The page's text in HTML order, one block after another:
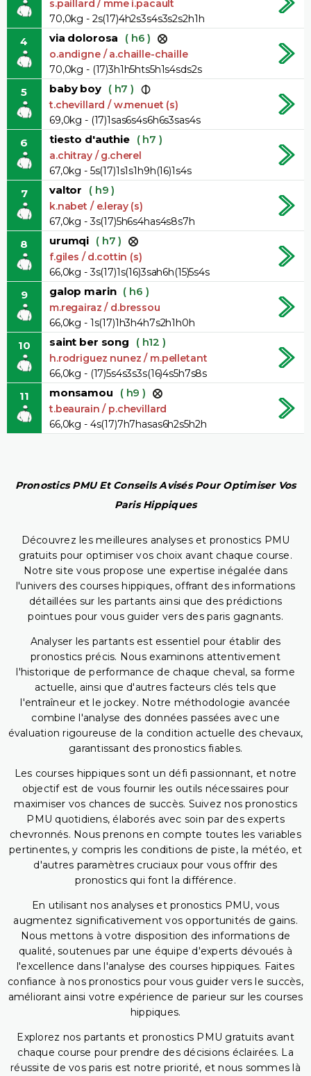
s.paillard / mme i.pacault
70,0kg - 2s(17)4h2s3s4s3s2s2h1h
4 via dolorosa ( h6 )
o.andigne / a.chaille-chaille
70,0kg - (17)3h1h5hts5h1s4sds2s
5 baby boy ( h7 )
t.chevillard / w.menuet (s)
69,0kg - (17)1sas6s4s6h6s3sas4s
6 tiesto d'authie ( h7 )
a.chitray / g.cherel
67,0kg - 5s(17)1s1s1h9h(16)1s4s
7 valtor ( h9 )
k.nabet / e.leray (s)
67,0kg - 3s(17)5h6s4has4s8s7h
8 urumqi ( h7 )
f.giles / d.cottin (s)
66,0kg - 3s(17)1s(16)3sah6h(15)5s4s
9 galop marin ( h6 )
m.regairaz / d.bressou
66,0kg - 1s(17)1h3h4h7s2h1h0h
10 saint ber song ( h12 )
h.rodriguez nunez / m.pelletant
66,0kg - (17)5s4s3s3s(16)4s5h7s8s
11 monsamou ( h9 )
t.beaurain / p.chevillard
66,0kg - 4s(17)7h7hasas6h2s5h2h
Pronostics PMU Et Conseils Avisés Pour Optimiser Vos
Paris Hippiques
Découvrez les meilleures analyses et pronostics PMU
gratuits pour optimiser vos choix avant chaque course.
Notre site vous propose une expertise inégalée dans
l'univers des courses hippiques, offrant des informations
détaillées sur les partants ainsi que des prédictions
pointues pour vous guider vers des paris gagnants.
Analyser les partants est essentiel pour établir des
pronostics précis. Nous examinons attentivement
l'historique de performance de chaque cheval, sa forme
actuelle, ainsi que d'autres facteurs clés tels que
l'entraîneur et le jockey. Notre méthodologie avancée
combine l'analyse des données passées avec une
évaluation rigoureuse de la condition actuelle des chevaux,
garantissant des pronostics fiables.
Les courses hippiques sont un défi passionnant, et notre
objectif est de vous fournir les outils nécessaires pour
maximiser vos chances de succès. Suivez nos pronostics
PMU quotidiens, élaborés avec soin par des experts
chevronnés. Nous prenons en compte toutes les variables
pertinentes, y compris les conditions de piste, la météo, et
d'autres paramètres cruciaux pour vous offrir des
pronostics qui font la différence.
En utilisant nos analyses et pronostics PMU, vous
augmentez significativement vos opportunités de gains.
Nous mettons à votre disposition des informations de
qualité, soutenues par une équipe d'experts dévoués à
l'excellence dans l'analyse des courses hippiques. Faites
confiance à nos pronostics pour vous guider vers le succès,
améliorant ainsi votre expérience de parieur sur les courses
hippiques.
Explorez nos partants et pronostics PMU gratuits avant
chaque course pour prendre des décisions éclairées. La
réussite de vos paris est notre priorité, et nous sommes là